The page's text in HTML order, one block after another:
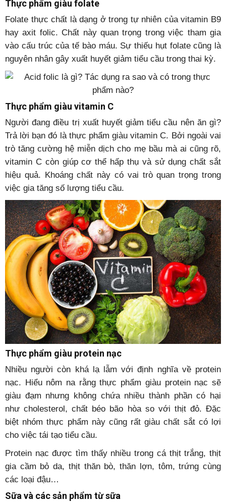
Thực phẩm giàu folate
Folate thực chất là dạng ở trong tự nhiên của vitamin B9
hay axit folic. Chất này quan trọng trong việc tham gia
vào cấu trúc của tế bào máu. Sự thiếu hụt folate cũng là
nguyên nhân gây xuất huyết giảm tiểu cầu trong thai kỳ.
Thực phẩm giàu vitamin C
Người đang điều trị xuất huyết giảm tiểu cầu nên ăn gì?
Trả lời bạn đó là thực phẩm giàu vitamin C. Bởi ngoài vai
trò tăng cường hệ miễn dịch cho mẹ bầu mà ai cũng rõ,
vitamin C còn giúp cơ thể hấp thụ và sử dụng chất sắt
hiệu quả. Khoáng chất này có vai trò quan trọng trong
việc gia tăng số lượng tiểu cầu.
Thực phẩm giàu protein nạc
Nhiều người còn khá lạ lẫm với định nghĩa về protein
nạc. Hiểu nôm na rằng thực phẩm giàu protein nạc sẽ
giàu đạm nhưng không chứa nhiều thành phần có hại
như cholesterol, chất béo bão hòa so với thịt đỏ. Đặc
biệt nhóm thực phẩm này cũng rất giàu chất sắt có lợi
cho việc tái tạo tiểu cầu.
Protein nạc được tìm thấy nhiều trong cá thịt trắng, thịt
gia cầm bỏ da, thịt thăn bò, thăn lợn, tôm, trứng cùng
các loại đậu…
Sữa và các sản phẩm từ sữa